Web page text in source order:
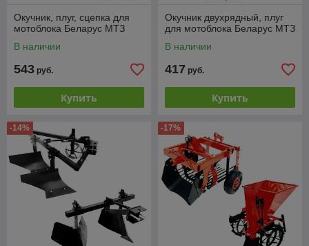
Окучник, плуг, сцепка для
мотоблока Беларус МТЗ
В наличии
543 руб.
Купить
Окучник двухрядный, плуг
для мотоблока Беларус МТЗ
В наличии
417 руб.
Купить
-14% -17%